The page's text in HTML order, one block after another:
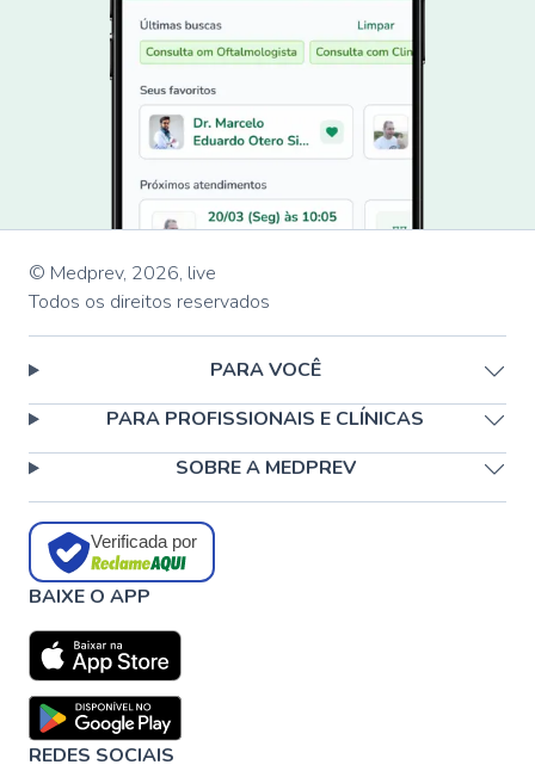
© Medprev, 2026, live
Todos os direitos reservados
PARA VOCÊ
PARA PROFISSIONAIS E CLÍNICAS
SOBRE A MEDPREV
Verificada por
BAIXE O APP
REDES SOCIAIS